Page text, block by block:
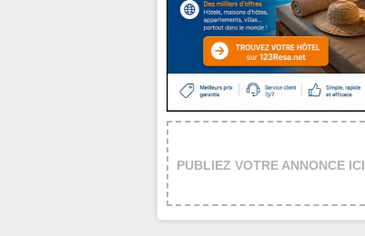
PUBLIEZ VOTRE ANNONCE ICI